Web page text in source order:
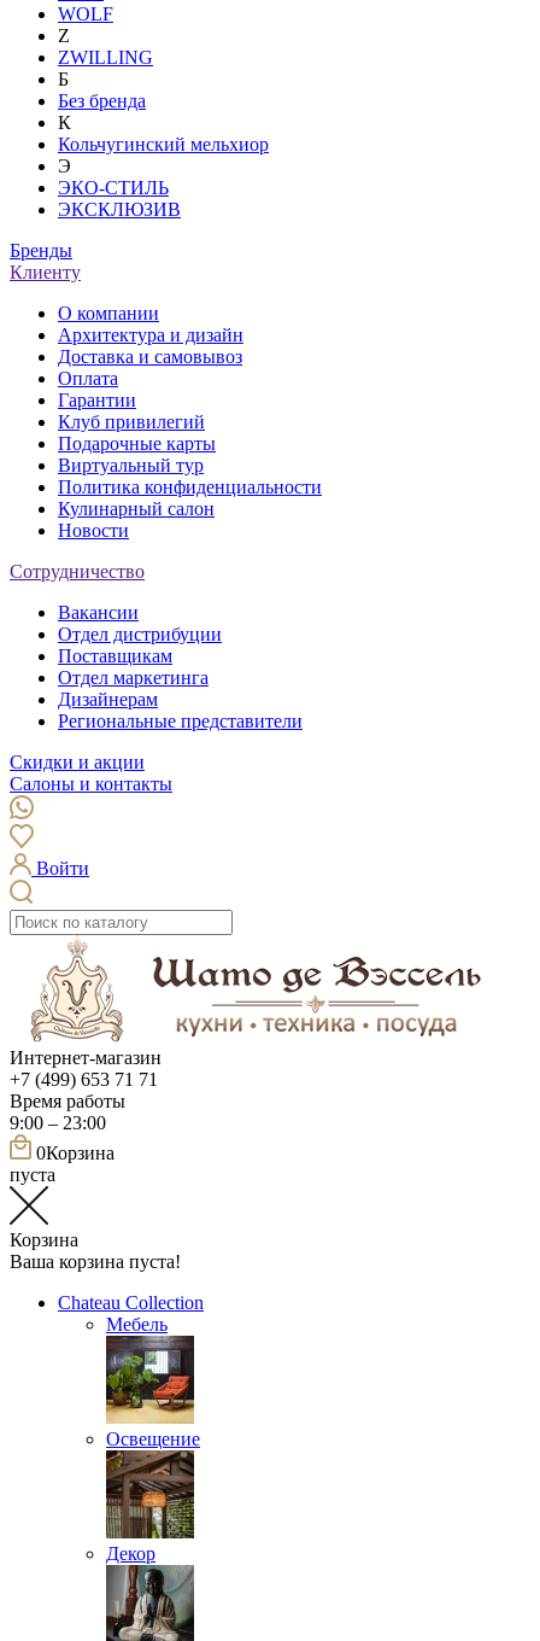
WOLF
Z
ZWILLING
Б
Без бренда
К
Кольчугинский мельхиор
Э
ЭКО-СТИЛЬ
ЭКСКЛЮЗИВ
Бренды
Клиенту
О компании
Архитектура и дизайн
Доставка и самовывоз
Оплата
Гарантии
Клуб привилегий
Подарочные карты
Виртуальный тур
Политика конфиденциальности
Кулинарный салон
Новости
Сотрудничество
Вакансии
Отдел дистрибуции
Поставщикам
Отдел маркетинга
Дизайнерам
Региональные представители
Скидки и акции
Салоны и контакты
Войти
Интернет-магазин
+7 (499) 653 71 71
Время работы
9:00 – 23:00
0Корзина
пуста
Корзина
Ваша корзина пуста!
Chateau Collection
Мебель
Освещение
Декор